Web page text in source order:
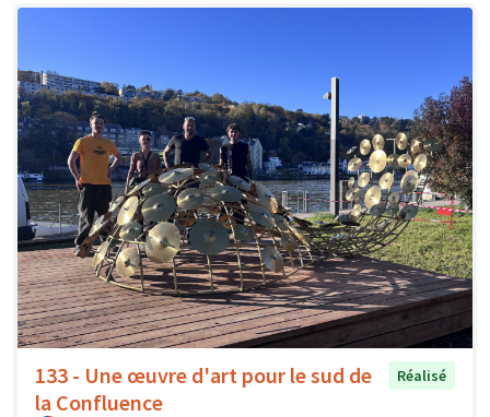
133 - Une œuvre d'art pour le sud de
la Confluence
Réalisé